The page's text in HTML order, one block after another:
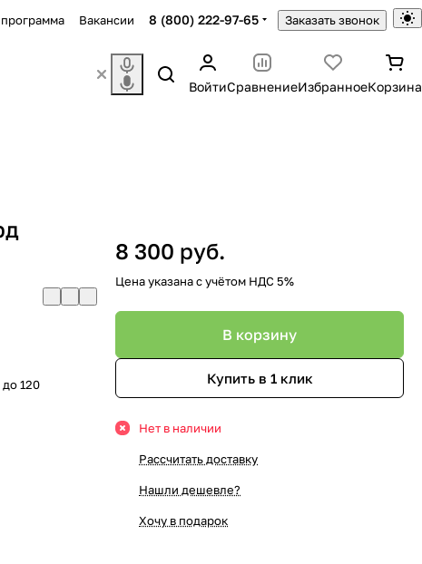
Вакансии 8 (800) 222-97-65 Заказать звонок
ВойтиСравнениеИзбранноеКорзина
до 120
8 300 руб.
Цена указана с учётом НДС 5%
В корзину
Купить в 1 клик
Нет в наличии
Рассчитать доставку
Нашли дешевле?
Хочу в подарок